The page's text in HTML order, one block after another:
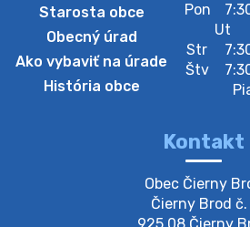
Zberný dvor-Gyűjtőudvar
Oznamujeme obyvateľom, že v
bude zberný dvor zatvorený.
hogy szerdán augusztus 05-én a
lesz https://ciernybrod.sk?p=214…
Zber separovaného odpadu
Szeparált műanya…
Oznamujeme obyvateľom, že v
Starosta obce
Obecný úrad
Ako vybaviť na úrade
História obce
Pon
Ut
Str
Štv
Kontakt
Obec Čierny
Čierny Brod č.